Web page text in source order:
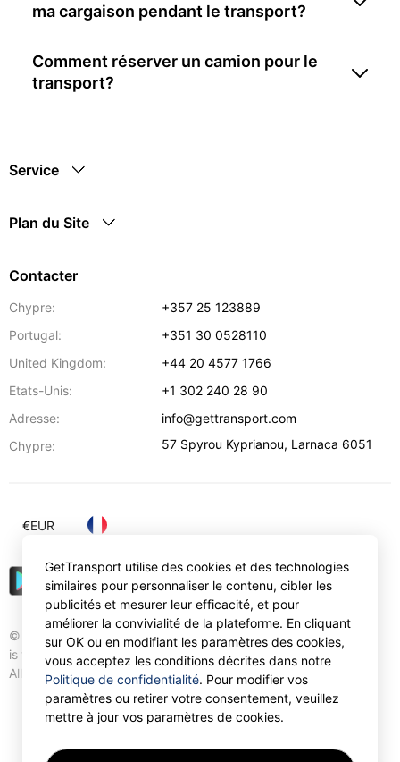
ma cargaison pendant le transport?
Comment réserver un camion pour le
transport?
Service
Plan du Site
Contacter
Chypre:
+357 25 123889
Portugal:
+351 30 0528110
United Kingdom:
+44 20 4577 1766
Etats-Unis:
+1 302 240 28 90
Adresse:
info@gettransport.com
Chypre:
57 Spyrou Kyprianou, Larnaca 6051
© Gettransport International Limited. GetTransport®
is trademark of Gettransport International Limited.
All rights reserved.
€EUR
GetTransport utilise des cookies et des technologies
similaires pour personnaliser le contenu, cibler les
publicités et mesurer leur efficacité, et pour
améliorer la convivialité de la plateforme. En cliquant
sur OK ou en modifiant les paramètres des cookies,
vous acceptez les conditions décrites dans notre
Politique de confidentialité. Pour modifier vos
paramètres ou retirer votre consentement, veuillez
mettre à jour vos paramètres de cookies.